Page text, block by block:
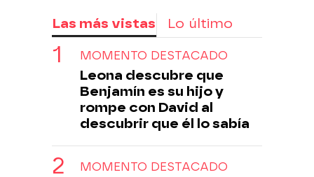
Las más vistas Lo último
MOMENTO DESTACADO
Leona descubre que
Benjamín es su hijo y
rompe con David al
descubrir que él lo sabía
MOMENTO DESTACADO